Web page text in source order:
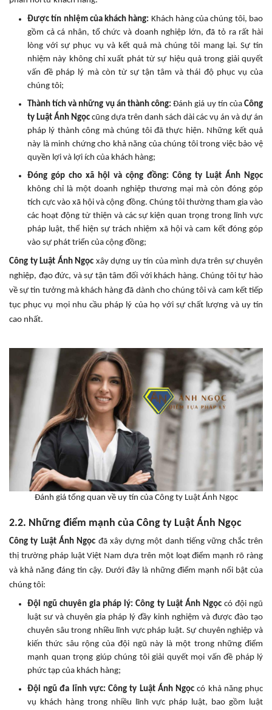
Được tín nhiệm của khách hàng: Khách hàng của chúng tôi, bao
gồm cả cá nhân, tổ chức và doanh nghiệp lớn, đã tỏ ra rất hài
lòng với sự phục vụ và kết quả mà chúng tôi mang lại. Sự tín
nhiệm này không chỉ xuất phát từ sự hiệu quả trong giải quyết
vấn đề pháp lý mà còn từ sự tận tâm và thái độ phục vụ của
chúng tôi;
Thành tích và những vụ án thành công: Đánh giá uy tín củaCông
ty Luật Ánh Ngọc cũng dựa trên danh sách dài các vụ án và dự án
pháp lý thành công mà chúng tôi đã thực hiện. Những kết quả
này là minh chứng cho khả năng của chúng tôi trong việc bảo vệ
quyền lợi và lợi ích của khách hàng;
Đóng góp cho xã hội và cộng đồng: Công ty Luật Ánh Ngọc
không chỉ là một doanh nghiệp thương mại mà còn đóng góp
tích cực vào xã hội và cộng đồng. Chúng tôi thường tham gia vào
các hoạt động từ thiện và các sự kiện quan trọng trong lĩnh vực
pháp luật, thể hiện sự trách nhiệm xã hội và cam kết đóng góp
vào sự phát triển của cộng đồng;
Công ty Luật Ánh Ngọc xây dựng uy tín của mình dựa trên sự chuyên
nghiệp, đạo đức, và sự tận tâm đối với khách hàng. Chúng tôi tự hào
về sự tin tưởng mà khách hàng đã dành cho chúng tôi và cam kết tiếp
tục phục vụ mọi nhu cầu pháp lý của họ với sự chất lượng và uy tín
cao nhất.
Đánh giá tổng quan về uy tín của Công ty Luật Ánh Ngọc
2.2. Những điểm mạnh của Công ty Luật Ánh Ngọc
Công ty Luật Ánh Ngọc đã xây dựng một danh tiếng vững chắc trên
thị trường pháp luật Việt Nam dựa trên một loạt điểm mạnh rõ ràng
và khả năng đáng tin cậy. Dưới đây là những điểm mạnh nổi bật của
chúng tôi:
Đội ngũ chuyên gia pháp lý: Công ty Luật Ánh Ngọccó đội ngũ
luật sư và chuyên gia pháp lý đầy kinh nghiệm và được đào tạo
chuyên sâu trong nhiều lĩnh vực pháp luật. Sự chuyên nghiệp và
kiến thức sâu rộng của đội ngũ này là một trong những điểm
mạnh quan trọng giúp chúng tôi giải quyết mọi vấn đề pháp lý
phức tạp của khách hàng;
Đội ngũ đa lĩnh vực: Công ty Luật Ánh Ngọc có khả năng phục
vụ khách hàng trong nhiều lĩnh vực pháp luật, bao gồm luật